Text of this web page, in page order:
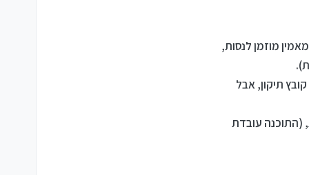
מוזמן לנסות,
תיקון, אבל
10-15 פעמים) והשיירה נוסעת, (התוכנה עובדת